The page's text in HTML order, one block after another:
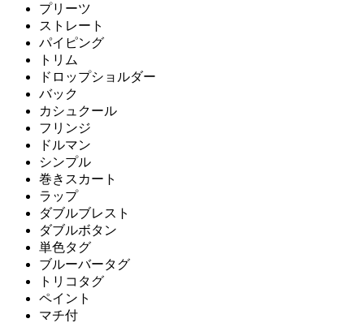
プリーツ
ストレート
パイピング
トリム
ドロップショルダー
バック
カシュクール
フリンジ
ドルマン
シンプル
巻きスカート
ラップ
ダブルブレスト
ダブルボタン
単色タグ
ブルーバータグ
トリコタグ
ペイント
マチ付